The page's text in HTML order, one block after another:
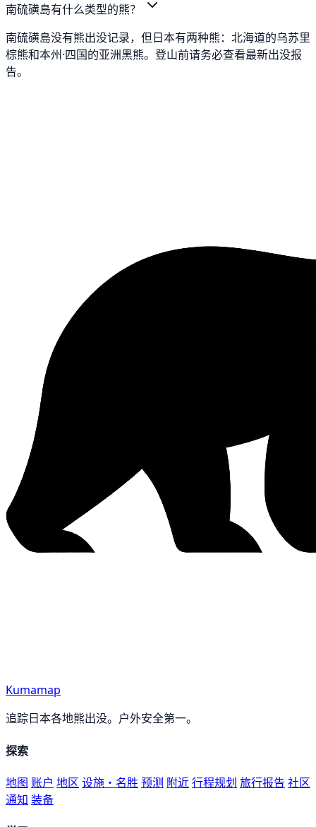
南硫磺島有什么类型的熊？
南硫磺島没有熊出没记录，但日本有两种熊：北海道的乌苏里
棕熊和本州·四国的亚洲黑熊。登山前请务必查看最新出没报
告。
Kumamap
追踪日本各地熊出没。户外安全第一。
探索
地图 账户 地区 设施・名胜 预测 附近行程规划 旅行报告 社区
通知 装备